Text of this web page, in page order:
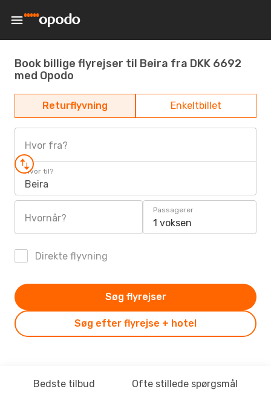
Book billige flyrejser til Beira fra DKK 6692
med Opodo
Returflyvning Enkeltbillet
Hvor fra?
Hvor til?
Beira
Hvornår?
Passagerer
1 voksen
Direkte flyvning
Søg efter flyrejse + hotel
Søg flyrejser
Bedste tilbud Ofte stillede spørgsmål